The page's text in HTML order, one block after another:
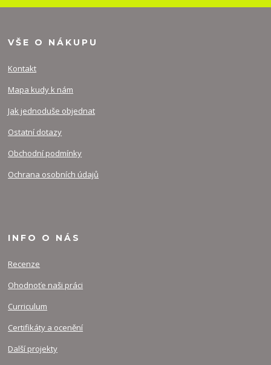
VŠE O NÁKUPU
Kontakt
Mapa kudy k nám
Jak jednoduše objednat
Ostatní dotazy
Obchodní podmínky
Ochrana osobních údajů
INFO O NÁS
Recenze
Ohodnoťe naši práci
Curriculum
Certifikáty a ocenění
Další projekty